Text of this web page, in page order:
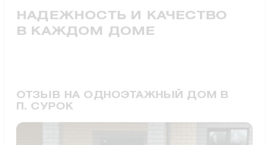
НАДЕЖНОСТЬ И КАЧЕСТВО
В КАЖДОМ ДОМЕ
ОТЗЫВ НА ОДНОЭТАЖНЫЙ ДОМ В
П. СУРОК